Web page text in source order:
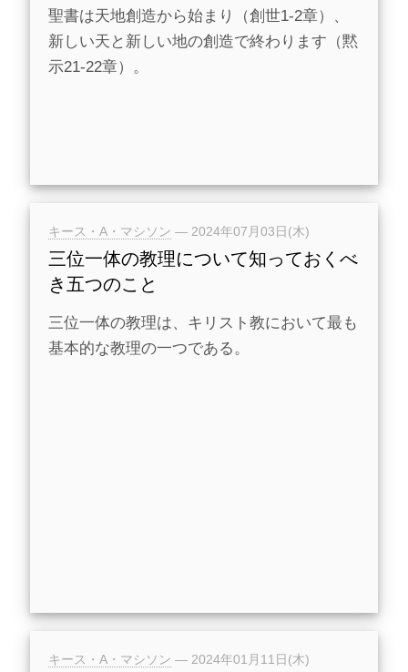
聖書は天地創造から始まり（創世1-2章）、
新しい天と新しい地の創造で終わります（黙
示21-22章）。
キース・A・マシソン — 2024年07月03日(木)
三位一体の教理について知っておくべ
き五つのこと
三位一体の教理は、キリスト教において最も
基本的な教理の一つである。
キース・A・マシソン — 2024年01月11日(木)